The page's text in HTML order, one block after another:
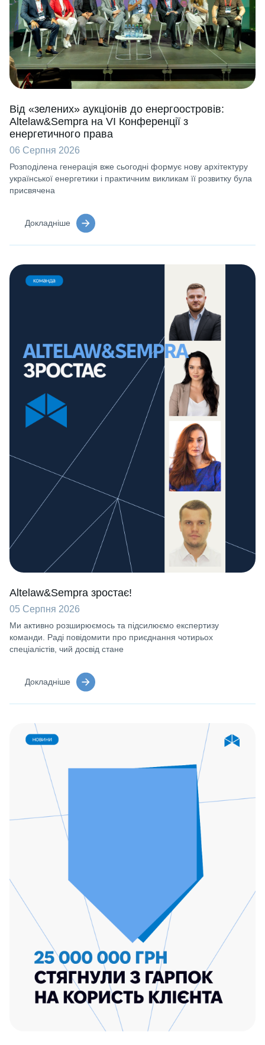
Від «зелених» аукціонів до енергоостровів:
Altelaw&Sempra на VI Конференції з
енергетичного права
06 Серпня 2026
Розподілена генерація вже сьогодні формує нову архітектуру
української енергетики і практичним викликам її розвитку була
присвячена
Докладніше
Altelaw&Sempra зростає!
05 Серпня 2026
Ми активно розширюємось та підсилюємо експертизу
команди. Раді повідомити про приєднання чотирьох
спеціалістів, чий досвід стане
Докладніше